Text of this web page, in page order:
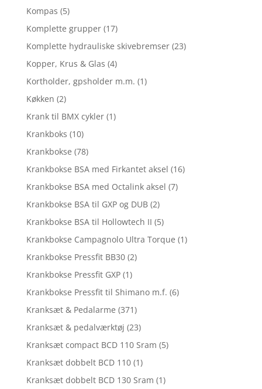
Kompas (5)
Komplette grupper (17)
Komplette hydrauliske skivebremser (23)
Kopper, Krus & Glas (4)
Kortholder, gpsholder m.m. (1)
Køkken (2)
Krank til BMX cykler (1)
Krankboks (10)
Krankbokse (78)
Krankbokse BSA med Firkantet aksel (16)
Krankbokse BSA med Octalink aksel (7)
Krankbokse BSA til GXP og DUB (2)
Krankbokse BSA til Hollowtech II (5)
Krankbokse Campagnolo Ultra Torque (1)
Krankbokse Pressfit BB30 (2)
Krankbokse Pressfit GXP (1)
Krankbokse Pressfit til Shimano m.f. (6)
Kranksæt & Pedalarme (371)
Kranksæt & pedalværktøj (23)
Kranksæt compact BCD 110 Sram (5)
Kranksæt dobbelt BCD 110 (1)
Kranksæt dobbelt BCD 130 Sram (1)